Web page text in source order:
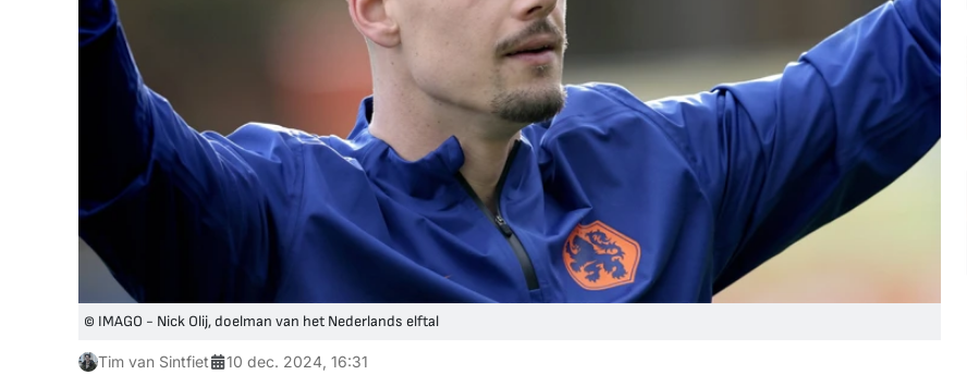
© IMAGO - Nick Olij, doelman van het Nederlands elftal
Tim van Sintfiet 10 dec. 2024, 16:31